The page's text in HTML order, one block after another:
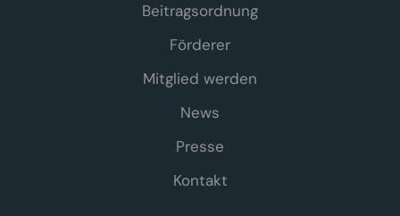
Beitragsordnung
Förderer
Mitglied werden
News
Presse
Kontakt